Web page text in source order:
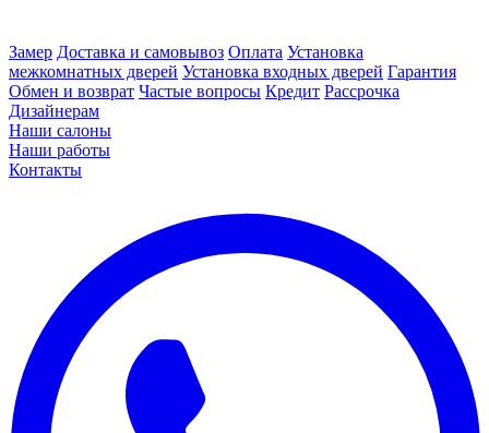
Замер Доставка и самовывоз Оплата Установка
межкомнатных дверей Установка входных дверей Гарантия
Обмен и возврат Частые вопросы Кредит Рассрочка
Дизайнерам
Наши салоны
Наши работы
Контакты